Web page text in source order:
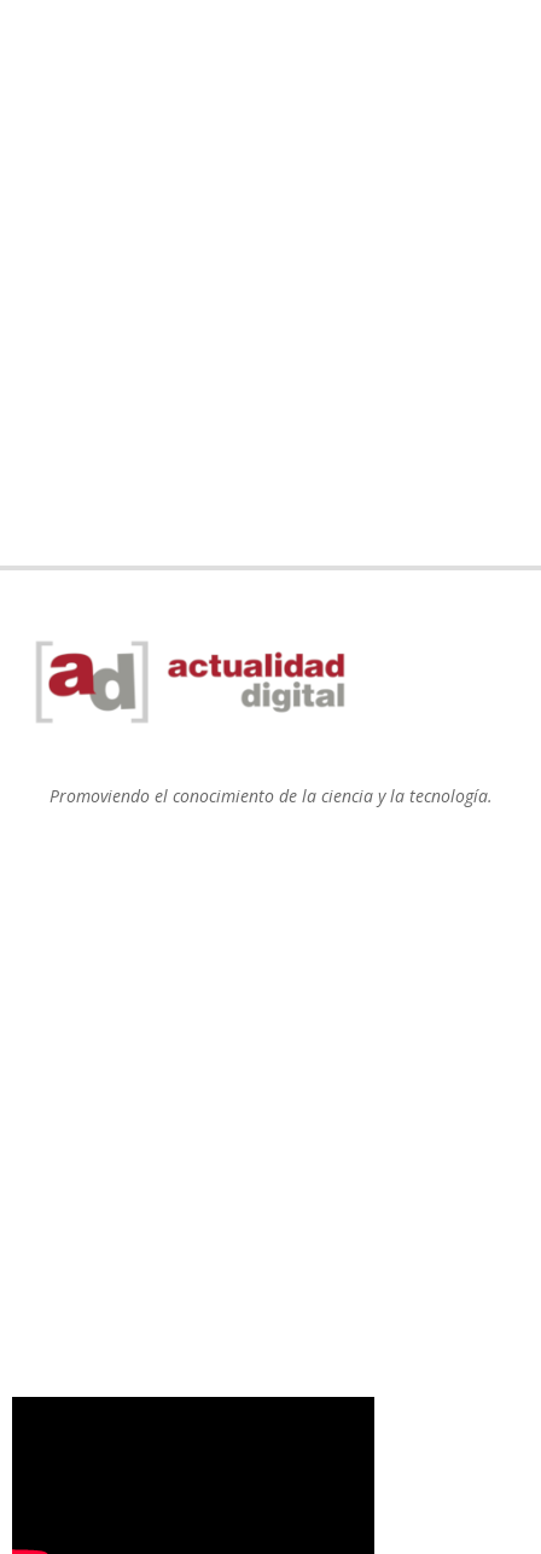
Promoviendo el conocimiento de la ciencia y la tecnología.